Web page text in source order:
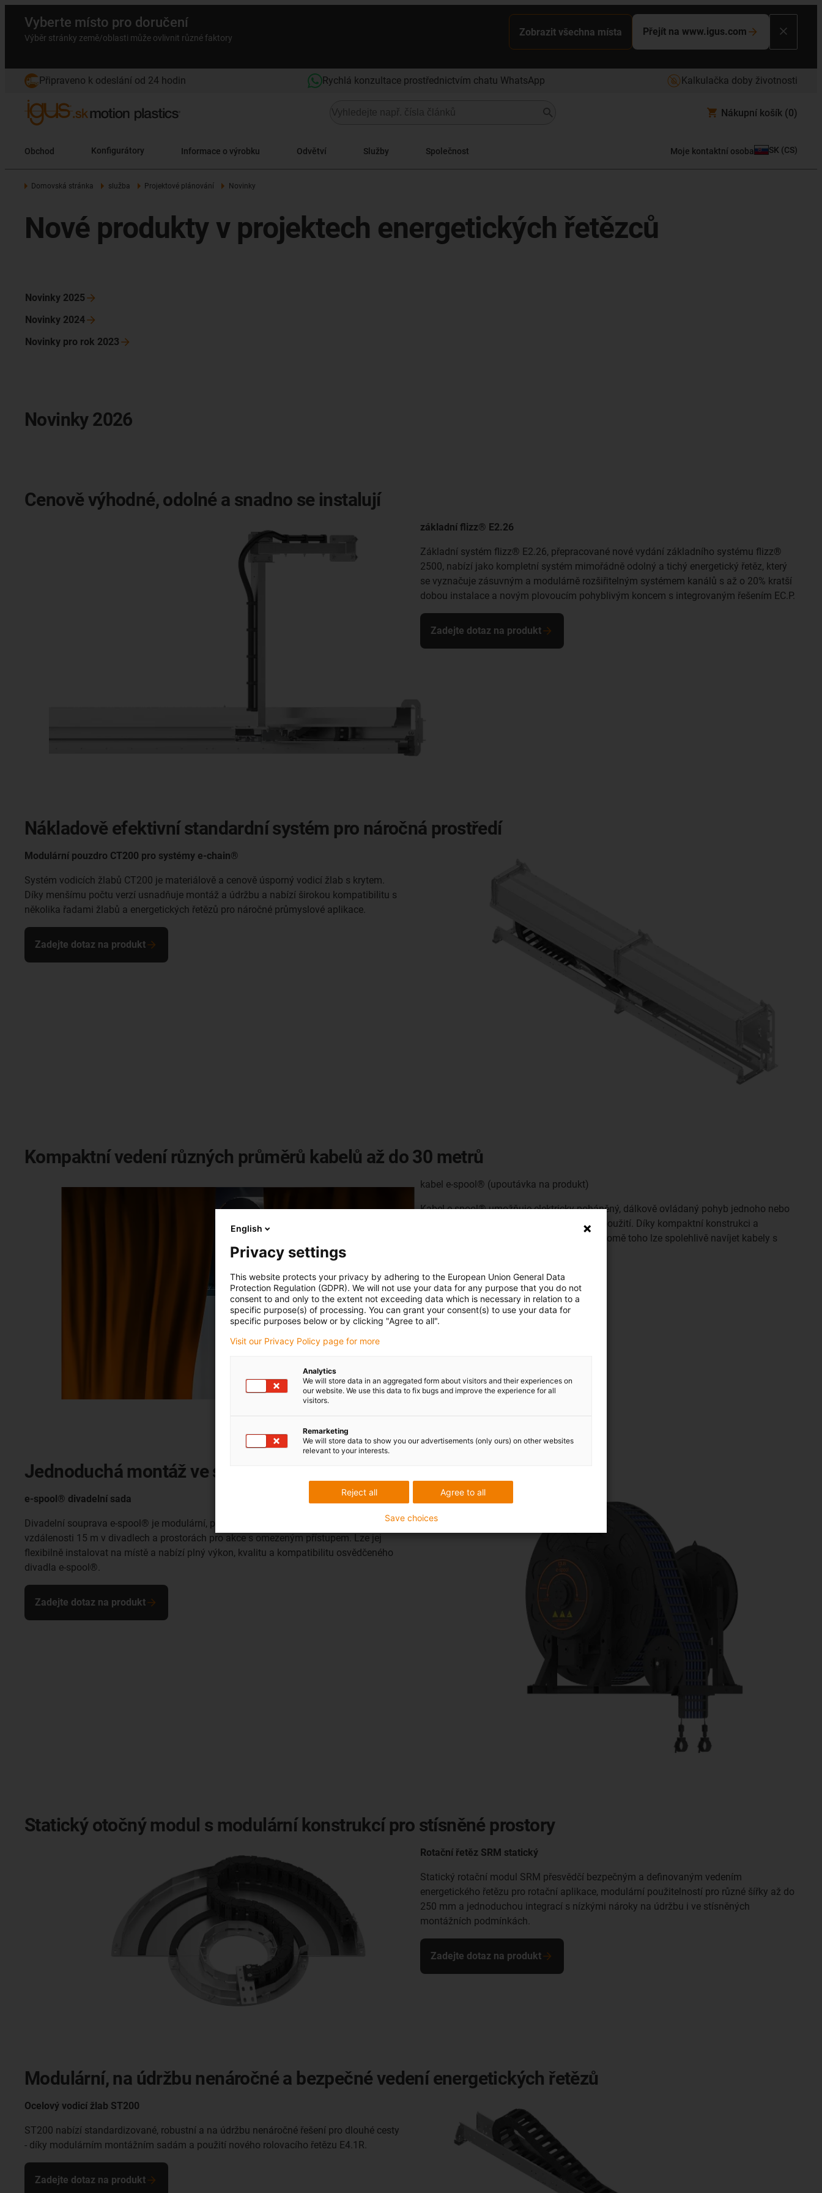
Vyberte místo pro doručení
Výběr stránky země/oblasti může ovlivnit různé faktory
Zobrazit všechna místa Přejít na www.igus.com
Připraveno k odeslání od 24 hodin Rychlá konzultace prostřednictvím chatu WhatsApp Kalkulačka doby životnosti
Nákupní košík (0)
Obchod Konfigurátory Informace o výrobku Odvětví Služby Společnost Moje kontaktní osoba SK (CS)
Domovská stránka služba Projektové plánování Novinky
Nové produkty v projektech energetických řetězců
Novinky 2025
Novinky 2024
Novinky pro rok 2023
Novinky 2026
Cenově výhodné, odolné a snadno se instalují
základní flizz® E2.26
Základní systém flizz® E2.26, přepracované nové vydání základního systému flizz®
2500, nabízí jako kompletní systém mimořádně odolný a tichý energetický řetěz, který
se vyznačuje zásuvným a modulárně rozšiřitelným systémem kanálů s až o 20% kratší
dobou instalace a novým plovoucím pohyblivým koncem s integrovaným řešením EC.P.
Zadejte dotaz na produkt
Nákladově efektivní standardní systém pro náročná prostředí
Modulární pouzdro CT200 pro systémy e-chain®
Systém vodicích žlabů CT200 je materiálově a cenově úsporný vodicí žlab s krytem.
Díky menšímu počtu verzí usnadňuje montáž a údržbu a nabízí širokou kompatibilitu s
několika řadami žlabů a energetických řetězů pro náročné průmyslové aplikace.
Zadejte dotaz na produkt
Kompaktní vedení různých průměrů kabelů až do 30 metrů
kabel e-spool® (upoutávka na produkt)
Kabel e-spool® umožňuje elektricky poháněný, dálkově ovládaný pohyb jednoho nebo
dvou kabelů a nabízí maximální flexibilitu použití. Díky kompaktní konstrukci a
bočnímu navíjení je mimořádně úsporný. Kromě toho lze spolehlivě navíjet kabely s
Zadejte dotaz na produkt
Jednoduchá montáž ve stísněných instalačních prostorech
e-spool® divadelní sada
Divadelní souprava e-spool® je modulární, prostorově úsporné řešení pro cesty do
vzdálenosti 15 m v divadlech a prostorách pro akce s omezeným přístupem. Lze jej
flexibilně instalovat na místě a nabízí plný výkon, kvalitu a kompatibilitu osvědčeného
divadla e-spool®.
Zadejte dotaz na produkt
Statický otočný modul s modulární konstrukcí pro stísněné prostory
Rotační řetěz SRM statický
Statický rotační modul SRM přesvědčí bezpečným a definovaným vedením
energetického řetězu pro rotační aplikace, modulární použitelností pro různé šířky až do
250 mm a jednoduchou integrací s nízkými nároky na údržbu i ve stísněných
montážních podmínkách.
Zadejte dotaz na produkt
Modulární, na údržbu nenáročné a bezpečné vedení energetických řetězů
Ocelový vodicí žlab ST200
ST200 nabízí standardizované, robustní a na údržbu nenáročné řešení pro dlouhé cesty
- díky modulárním montážním sadám a použití nového rolovacího řetězu E4.1R.
Zadejte dotaz na produkt
English
Privacy settings
This website protects your privacy by adhering to the European Union General Data
Protection Regulation (GDPR). We will not use your data for any purpose that you do not
consent to and only to the extent not exceeding data which is necessary in relation to a
specific purpose(s) of processing. You can grant your consent(s) to use your data for
specific purposes below or by clicking "Agree to all".
Visit our Privacy Policy page for more
Analytics
We will store data in an aggregated form about visitors and their experiences on
our website. We use this data to fix bugs and improve the experience for all
visitors.
Remarketing
We will store data to show you our advertisements (only ours) on other websites
relevant to your interests.
Agree to all
Reject all
Save choices